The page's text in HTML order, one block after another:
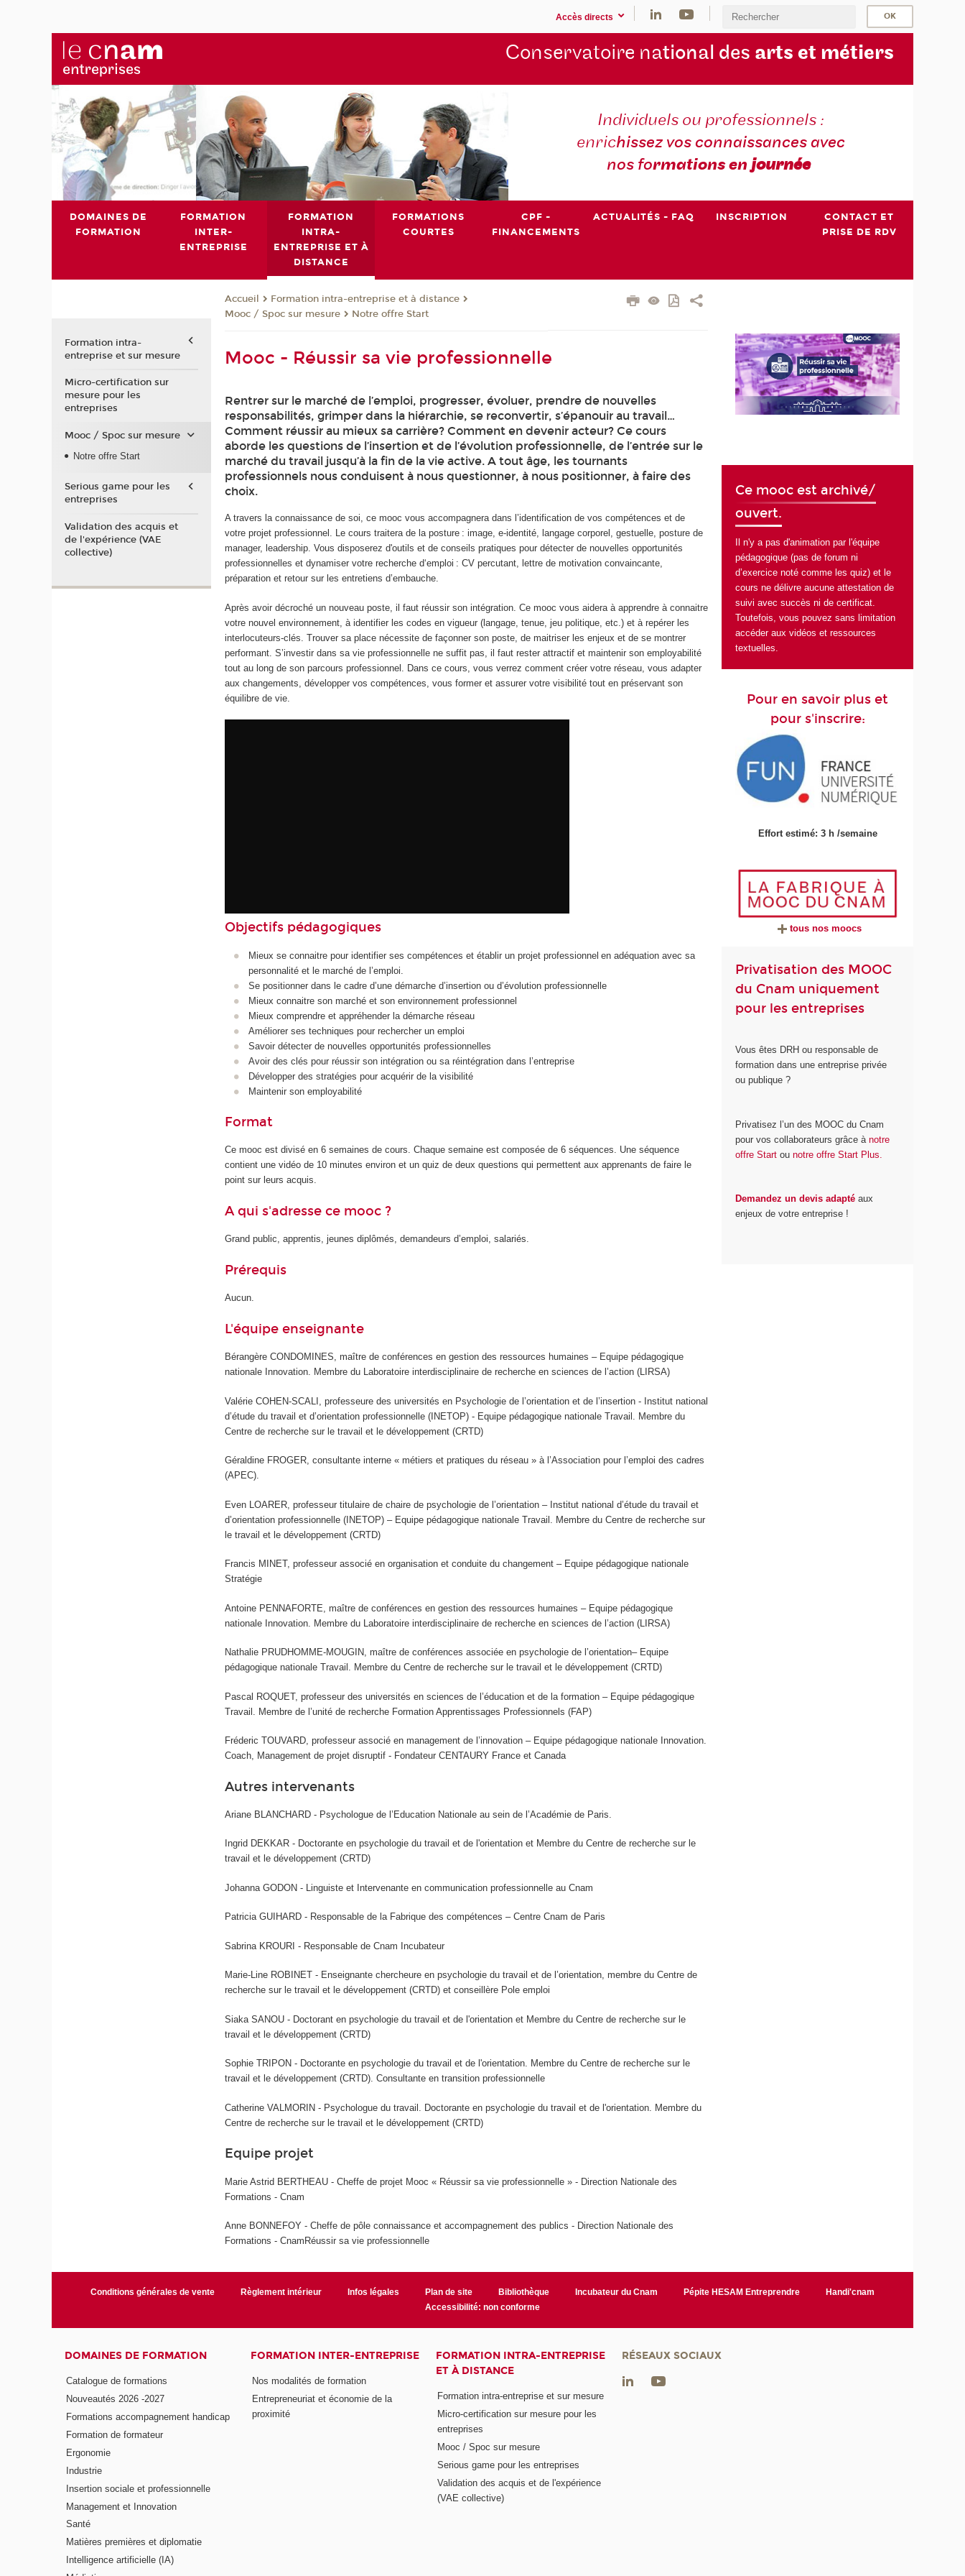
Accès directs
Conservatoire national des arts et métiers
Individuels ou professionnels :
enrichissez vos connaissances avec
nos formations enjournée
DOMAINES DE
FORMATION
FORMATION
INTER-
ENTREPRISE
FORMATION
INTRA-
ENTREPRISE ET À
DISTANCE
FORMATIONS
COURTES
CPF -
FINANCEMENTS
ACTUALITÉS - FAQ INSCRIPTION
CONTACT ET
PRISE DE RDV
Accueil
Formation intra-entreprise et à distance
Mooc / Spoc sur mesure
Notre offre Start
Mooc - Réussir sa vie professionnelle
Rentrer sur le marché de l’emploi, progresser, évoluer, prendre de nouvelles
responsabilités, grimper dans la hiérarchie, se reconvertir, s’épanouir au travail…
Comment réussir au mieux sa carrière? Comment en devenir acteur? Ce cours
aborde les questions de l’insertion et de l’évolution professionnelle, de l’entrée sur le
marché du travail jusqu’à la fin de la vie active. A tout âge, les tournants
professionnels nous conduisent à nous questionner, à nous positionner, à faire des
choix.
A travers la connaissance de soi, ce mooc vous accompagnera dans l’identification de vos compétences et de
votre projet professionnel. Le cours traitera de la posture : image, e-identité, langage corporel, gestuelle, posture de
manager, leadership. Vous disposerez d'outils et de conseils pratiques pour détecter de nouvelles opportunités
professionnelles et dynamiser votre recherche d‘emploi : CV percutant, lettre de motivation convaincante,
préparation et retour sur les entretiens d’embauche.
Après avoir décroché un nouveau poste, il faut réussir son intégration. Ce mooc vous aidera à apprendre à connaitre
votre nouvel environnement, à identifier les codes en vigueur (langage, tenue, jeu politique, etc.) et à repérer les
interlocuteurs-clés. Trouver sa place nécessite de façonner son poste, de maitriser les enjeux et de se montrer
performant. S’investir dans sa vie professionnelle ne suffit pas, il faut rester attractif et maintenir son employabilité
tout au long de son parcours professionnel. Dans ce cours, vous verrez comment créer votre réseau, vous adapter
aux changements, développer vos compétences, vous former et assurer votre visibilité tout en préservant son
équilibre de vie.
Objectifs pédagogiques
Mieux se connaitre pour identifier ses compétences et établir un projet professionnel en adéquation avec sa
personnalité et le marché de l’emploi.
Se positionner dans le cadre d’une démarche d’insertion ou d’évolution professionnelle
Mieux connaitre son marché et son environnement professionnel
Mieux comprendre et appréhender la démarche réseau
Améliorer ses techniques pour rechercher un emploi
Savoir détecter de nouvelles opportunités professionnelles
Avoir des clés pour réussir son intégration ou sa réintégration dans l’entreprise
Développer des stratégies pour acquérir de la visibilité
Maintenir son employabilité
Format
Ce mooc est divisé en 6 semaines de cours. Chaque semaine est composée de 6 séquences. Une séquence
contient une vidéo de 10 minutes environ et un quiz de deux questions qui permettent aux apprenants de faire le
point sur leurs acquis.
A qui s'adresse ce mooc ?
Grand public, apprentis, jeunes diplômés, demandeurs d’emploi, salariés.
Prérequis
Aucun.
L'équipe enseignante
Bérangère CONDOMINES, maître de conférences en gestion des ressources humaines – Equipe pédagogique
nationale Innovation. Membre du Laboratoire interdisciplinaire de recherche en sciences de l’action (LIRSA)
Valérie COHEN-SCALI, professeure des universités en Psychologie de l’orientation et de l’insertion - Institut national
d’étude du travail et d’orientation professionnelle (INETOP) - Equipe pédagogique nationale Travail. Membre du
Centre de recherche sur le travail et le développement (CRTD)
Géraldine FROGER, consultante interne « métiers et pratiques du réseau » à l’Association pour l’emploi des cadres
(APEC).
Even LOARER, professeur titulaire de chaire de psychologie de l’orientation – Institut national d’étude du travail et
d’orientation professionnelle (INETOP) – Equipe pédagogique nationale Travail. Membre du Centre de recherche sur
le travail et le développement (CRTD)
Francis MINET, professeur associé en organisation et conduite du changement – Equipe pédagogique nationale
Stratégie
Antoine PENNAFORTE, maître de conférences en gestion des ressources humaines – Equipe pédagogique
nationale Innovation. Membre du Laboratoire interdisciplinaire de recherche en sciences de l’action (LIRSA)
Nathalie PRUDHOMME-MOUGIN, maître de conférences associée en psychologie de l’orientation– Equipe
pédagogique nationale Travail. Membre du Centre de recherche sur le travail et le développement (CRTD)
Pascal ROQUET, professeur des universités en sciences de l’éducation et de la formation – Equipe pédagogique
Travail. Membre de l’unité de recherche Formation Apprentissages Professionnels (FAP)
Fréderic TOUVARD, professeur associé en management de l’innovation – Equipe pédagogique nationale Innovation.
Coach, Management de projet disruptif - Fondateur CENTAURY France et Canada
Autres intervenants
Ariane BLANCHARD - Psychologue de l’Education Nationale au sein de l’Académie de Paris.
Ingrid DEKKAR - Doctorante en psychologie du travail et de l'orientation et Membre du Centre de recherche sur le
travail et le développement (CRTD)
Johanna GODON - Linguiste et Intervenante en communication professionnelle au Cnam
Patricia GUIHARD - Responsable de la Fabrique des compétences – Centre Cnam de Paris
Sabrina KROURI - Responsable de Cnam Incubateur
Marie-Line ROBINET - Enseignante chercheure en psychologie du travail et de l’orientation, membre du Centre de
recherche sur le travail et le développement (CRTD) et conseillère Pole emploi
Siaka SANOU - Doctorant en psychologie du travail et de l'orientation et Membre du Centre de recherche sur le
travail et le développement (CRTD)
Sophie TRIPON - Doctorante en psychologie du travail et de l'orientation. Membre du Centre de recherche sur le
travail et le développement (CRTD). Consultante en transition professionnelle
Catherine VALMORIN - Psychologue du travail. Doctorante en psychologie du travail et de l'orientation. Membre du
Centre de recherche sur le travail et le développement (CRTD)
Equipe projet
Marie Astrid BERTHEAU - Cheffe de projet Mooc « Réussir sa vie professionnelle » - Direction Nationale des
Formations - Cnam
Anne BONNEFOY - Cheffe de pôle connaissance et accompagnement des publics - Direction Nationale des
Formations - CnamRéussir sa vie professionnelle
Ce mooc est archivé/
ouvert.
Il n'y a pas d'animation par l'équipe
pédagogique (pas de forum ni
d’exercice noté comme les quiz) et le
cours ne délivre aucune attestation de
suivi avec succès ni de certificat.
Toutefois, vous pouvez sans limitation
accéder aux vidéos et ressources
textuelles.
Pour en savoir plus et
pour s'inscrire:
Effort estimé: 3 h /semaine
tous nos moocs
Privatisation des MOOC
du Cnam uniquement
pour les entreprises
Vous êtes DRH ou responsable de
formation dans une entreprise privée
ou publique ?
Privatisez l’un des MOOC du Cnam
pour vos collaborateurs grâce ànotre
offre Start ounotre offre Start Plus.
Demandez un devis adapté aux
enjeux de votre entreprise !
Formation intra-
entreprise et sur mesure
Micro-certification sur
mesure pour les
entreprises
Mooc / Spoc sur mesure
Notre offre Start
Serious game pour les
entreprises
Validation des acquis et
de l'expérience (VAE
collective)
Conditions générales de vente Règlement intérieur Infos légales Plan de site Bibliothèque Incubateur du Cnam Pépite HESAM Entreprendre
Handi'cnam
Accessibilité: non conforme
DOMAINES DE FORMATION
Catalogue de formations
Nouveautés 2026 -2027
Formations accompagnement handicap
Formation de formateur
Ergonomie
Industrie
Insertion sociale et professionnelle
Management et Innovation
Santé
Matières premières et diplomatie
Intelligence artificielle (IA)
FORMATION INTER-ENTREPRISE
Nos modalités de formation
Entrepreneuriat et économie de la
proximité
FORMATION INTRA-ENTREPRISE
ET À DISTANCE
Formation intra-entreprise et sur mesure
Micro-certification sur mesure pour les
entreprises
Mooc / Spoc sur mesure
Serious game pour les entreprises
Validation des acquis et de l'expérience
(VAE collective)
RÉSEAUX SOCIAUX